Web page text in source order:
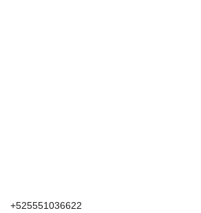
+525551036622